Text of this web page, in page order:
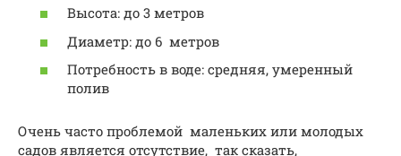
Высота: до 3 метров
Диаметр: до 6 метров
Потребность в воде: средняя, умеренный
полив
Очень часто проблемой маленьких или молодых
садов является отсутствие, так сказать,